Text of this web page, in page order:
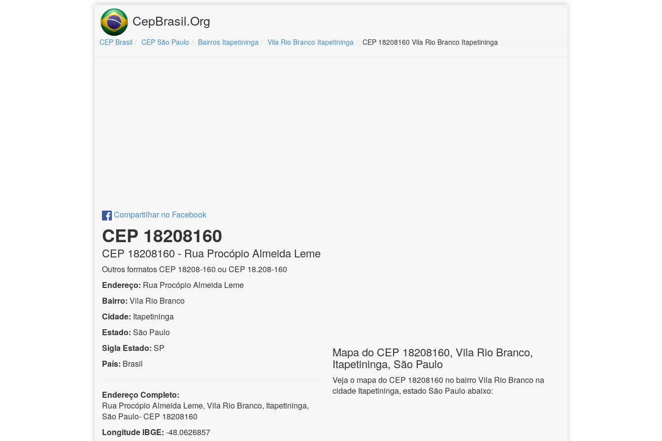
CepBrasil.Org
CEP Brasil CEP São Paulo Bairros Itapetininga Vila Rio Branco Itapetininga CEP 18208160 Vila Rio Branco Itapetininga
Compartilhar no Facebook
CEP 18208160
CEP 18208160 - Rua Procópio Almeida Leme
Outros formatos CEP 18208-160 ou CEP 18.208-160
Endereço: Rua Procópio Almeida Leme
Bairro: Vila Rio Branco
Cidade: Itapetininga
Estado: São Paulo
Sigla Estado: SP
País: Brasil
Endereço Completo:
Rua Procópio Almeida Leme, Vila Rio Branco, Itapetininga,
São Paulo- CEP 18208160
Longitude IBGE: -48.0626857
Mapa do CEP 18208160, Vila Rio Branco,
Itapetininga, São Paulo
Veja o mapa do CEP 18208160 no bairro Vila Rio Branco na
cidade Itapetininga, estado São Paulo abaixo: